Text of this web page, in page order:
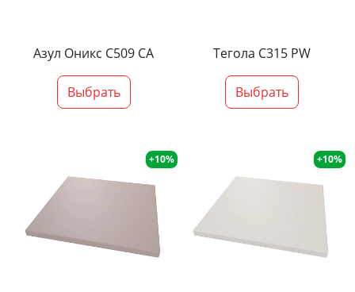
Азул Оникс С509 СА
Выбрать
Тегола С315 PW
Выбрать
+10% +10%